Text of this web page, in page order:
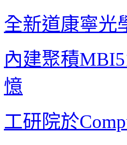
全新道康寧光
內建聚積
憶
工研院於